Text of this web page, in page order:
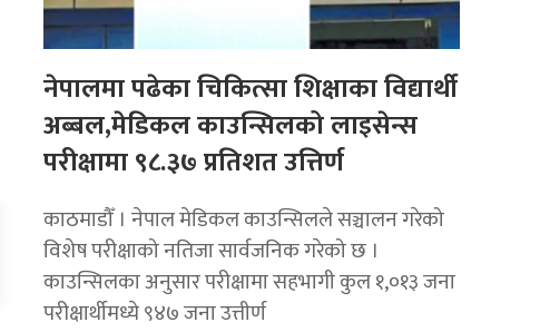
नेपालमा पढेका चिकित्सा शिक्षाका विद्यार्थी
अब्बल,मेडिकल काउन्सिलको लाइसेन्स
परीक्षामा ९८.३७ प्रतिशत उत्तिर्ण
काठमाडौँ । नेपाल मेडिकल काउन्सिलले सञ्चालन गरेको
विशेष परीक्षाको नतिजा सार्वजनिक गरेको छ ।
काउन्सिलका अनुसार परीक्षामा सहभागी कुल १,०१३ जना
परीक्षार्थीमध्ये ९४७ जना उत्तीर्ण